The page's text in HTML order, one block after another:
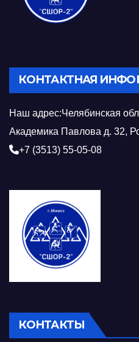
КОНТАКТНАЯ
Наш адрес:Челябинская
Академика Павлова д. 32,
+7 (3513) 55-05-08
КОНТАКТЫ